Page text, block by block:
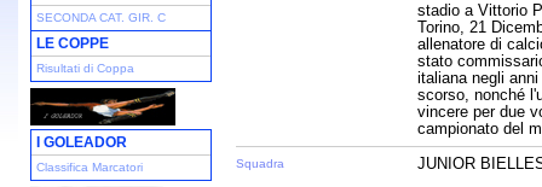
SECONDA CAT. GIR. C
LE COPPE
Risultati di Coppa
I GOLEADOR
Classifica Marcatori
stadio a Vittorio
Torino, 21
allenatore di
stato
italiana negli
scorso, nonché
vincere per due
campionato del
Squadra
JUNIOR